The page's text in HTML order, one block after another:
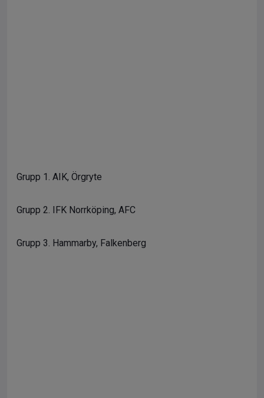
Grupp 1. AIK, Örgryte
Grupp 2. IFK Norrköping, AFC
Grupp 3. Hammarby, Falkenberg